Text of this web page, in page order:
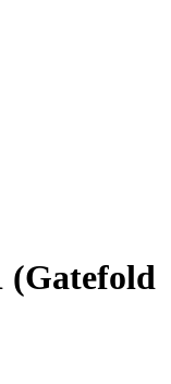
(Gatefold